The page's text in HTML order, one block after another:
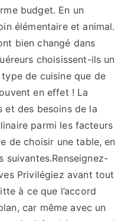
budget. En un
élémentaire et animal.
bien changé dans
choisissent-ils un
de cuisine que de
en effet ! La
et des besoins de la
parmi les facteurs
de choisir une table, en
suivantes.Renseignez-
Privilégiez avant tout
à ce que l’accord
car même avec un